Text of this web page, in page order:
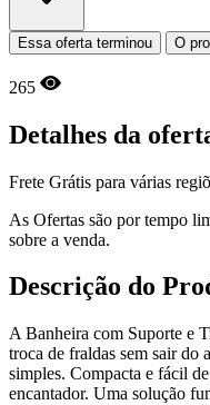
Essa oferta terminou O
265
Detalhes da
Frete Grátis para várias
As Ofertas são por tempo
sobre a venda.
Descrição do
A Banheira com Suporte e
troca de fraldas sem sair do
simples. Compacta e fácil
encantador. Uma solução